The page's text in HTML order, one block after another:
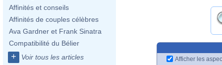
Affinités et conseils
Affinités de couples célèbres
Ava Gardner et Frank Sinatra
Compatibilité du Bélier
+ Voir tous les articles
Afficher les